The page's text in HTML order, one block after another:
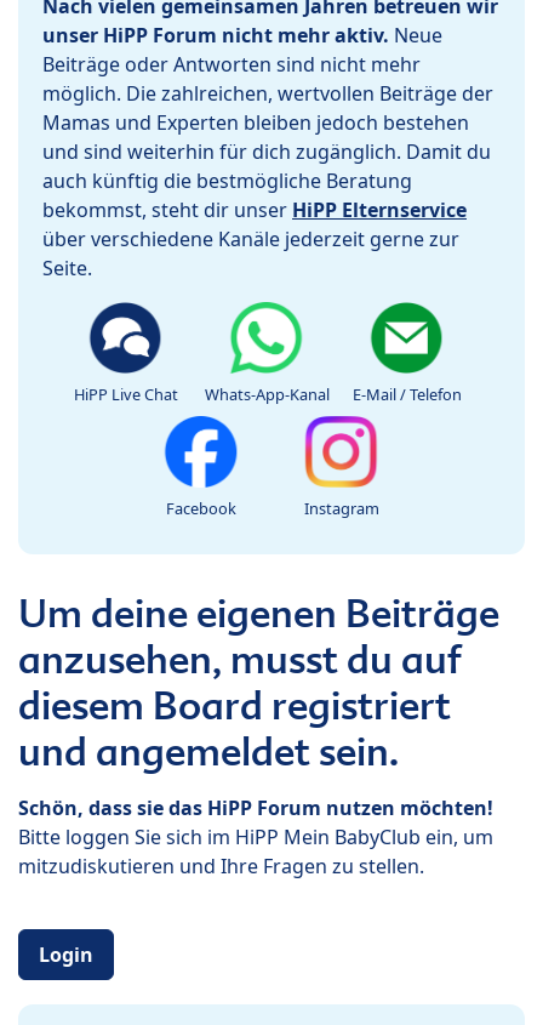
Nach vielen gemeinsamen Jahren betreuen wir
unser HiPP Forum nicht mehr aktiv. Neue
Beiträge oder Antworten sind nicht mehr
möglich. Die zahlreichen, wertvollen Beiträge der
Mamas und Experten bleiben jedoch bestehen
und sind weiterhin für dich zugänglich. Damit du
auch künftig die bestmögliche Beratung
bekommst, steht dir unser HiPP Elternservice
über verschiedene Kanäle jederzeit gerne zur
Seite.
HiPP Live Chat Whats-App-Kanal E-Mail / Telefon
Facebook Instagram
Um deine eigenen Beiträge
anzusehen, musst du auf
diesem Board registriert
und angemeldet sein.
Schön, dass sie das HiPP Forum nutzen möchten!
Bitte loggen Sie sich im HiPP Mein BabyClub ein, um
mitzudiskutieren und Ihre Fragen zu stellen.
Login